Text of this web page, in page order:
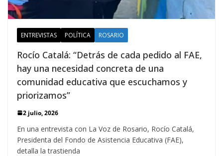
ENTREVISTAS POLÍTICA ROSARIO
Rocío Catalá: “Detrás de cada pedido al FAE,
hay una necesidad concreta de una
comunidad educativa que escuchamos y
priorizamos”
2 julio, 2026
En una entrevista con La Voz de Rosario, Rocío Catalá,
Presidenta del Fondo de Asistencia Educativa (FAE),
detalla la trastienda